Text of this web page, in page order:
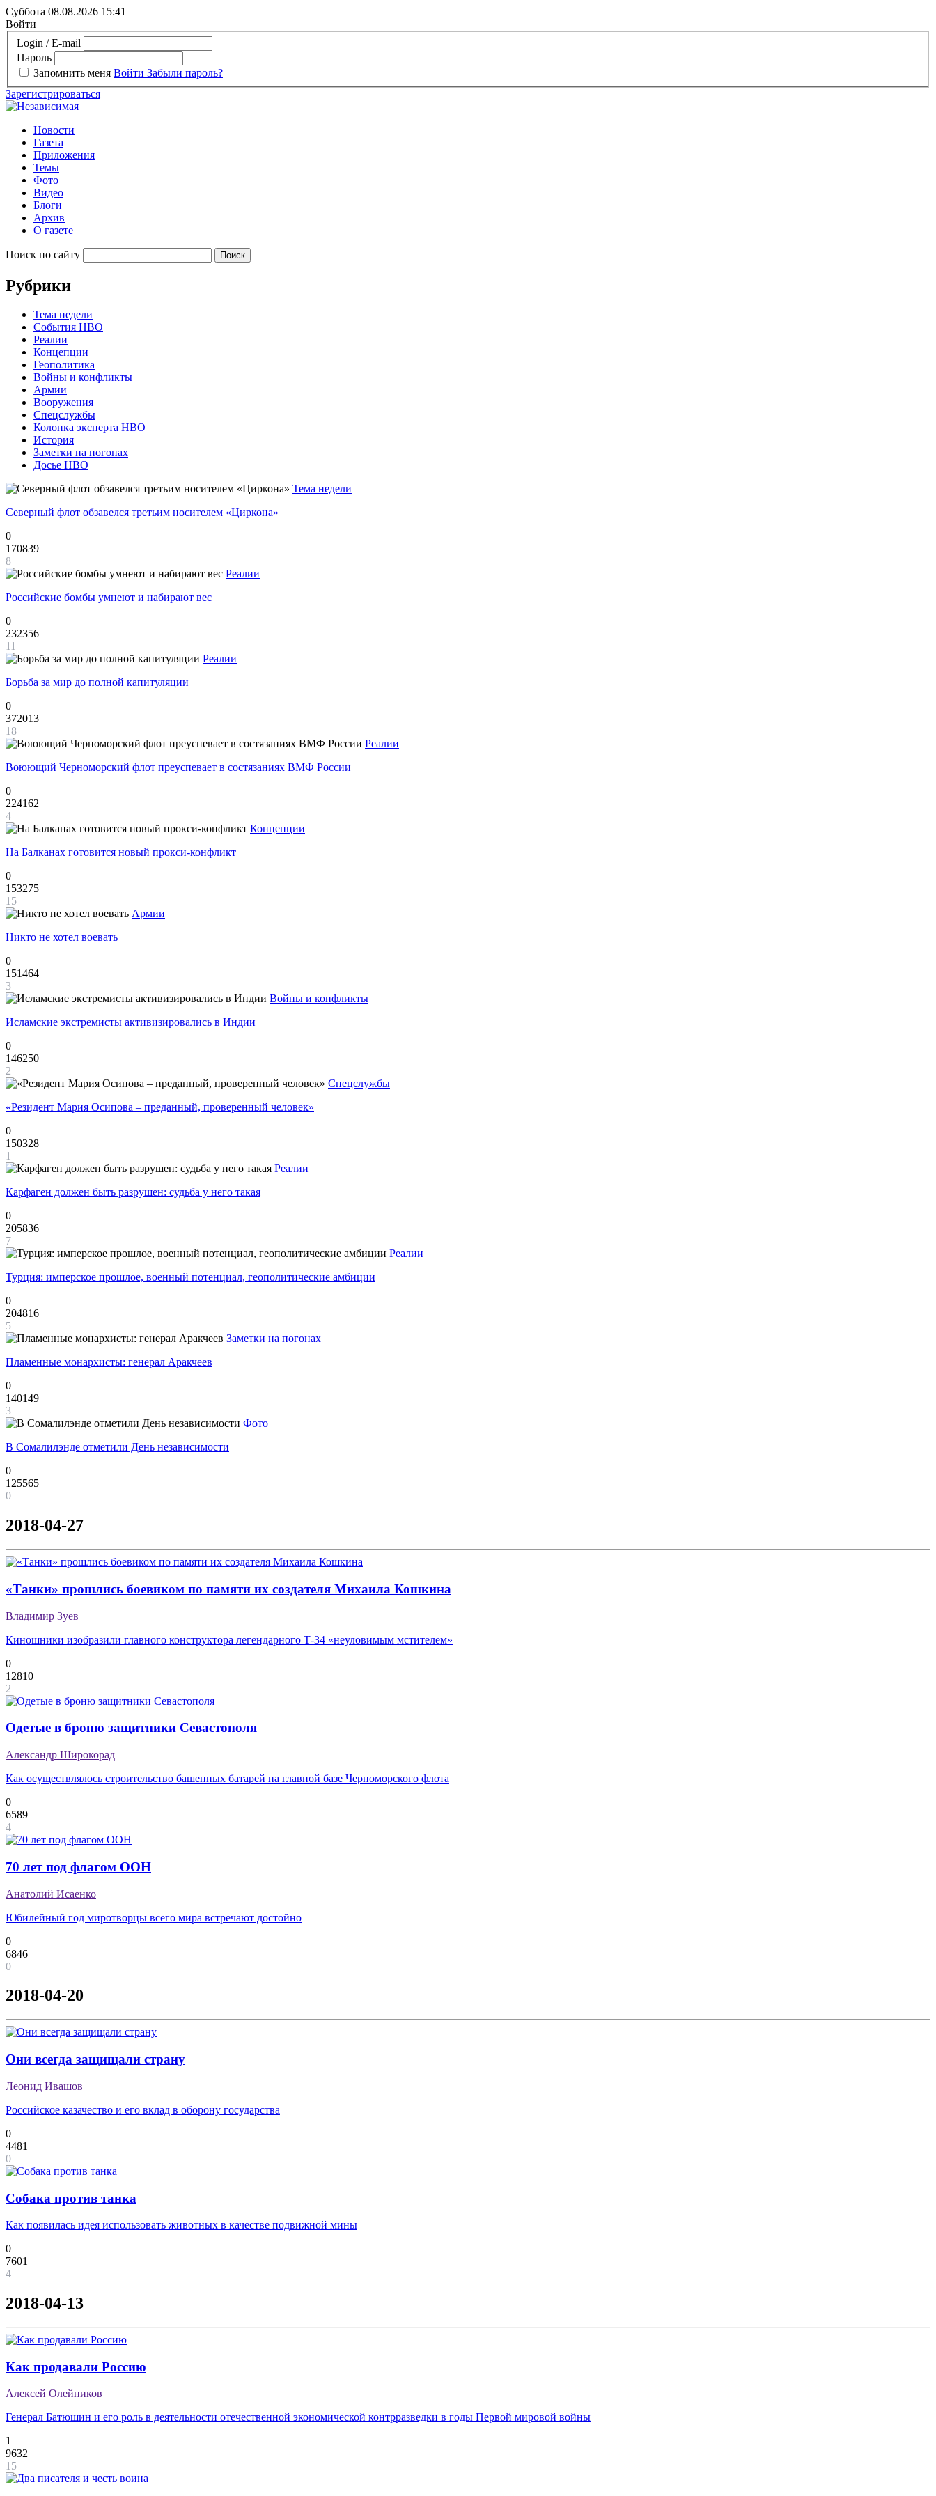
Суббота 08.08.2026 15:41
Войти
Login / E-mail
Пароль
Запомнить меня Войти Забыли пароль?
Зарегистрироваться
Новости
Газета
Приложения
Темы
Фото
Видео
Блоги
Архив
О газете
Поиск по сайту
Рубрики
Тема недели
События НВО
Реалии
Концепции
Геополитика
Войны и конфликты
Армии
Вооружения
Спецслужбы
Колонка эксперта НВО
История
Заметки на погонах
Досье НВО
Тема недели
Северный флот обзавелся третьим носителем «Циркона»
0
170839
8
Реалии
Российские бомбы умнеют и набирают вес
0
232356
11
Реалии
Борьба за мир до полной капитуляции
0
372013
18
Реалии
Воюющий Черноморский флот преуспевает в состязаниях ВМФ России
0
224162
4
Концепции
На Балканах готовится новый прокси-конфликт
0
153275
15
Армии
Никто не хотел воевать
0
151464
3
Войны и конфликты
Исламские экстремисты активизировались в Индии
0
146250
2
Спецслужбы
«Резидент Мария Осипова – преданный, проверенный человек»
0
150328
1
Реалии
Карфаген должен быть разрушен: судьба у него такая
0
205836
7
Реалии
Турция: имперское прошлое, военный потенциал, геополитические амбиции
0
204816
5
Заметки на погонах
Пламенные монархисты: генерал Аракчеев
0
140149
3
Фото
В Сомалилэнде отметили День независимости
0
125565
0
2018-04-27
«Танки» прошлись боевиком по памяти их создателя Михаила Кошкина
Владимир Зуев
Киношники изобразили главного конструктора легендарного Т-34 «неуловимым мстителем»
0
12810
2
Одетые в броню защитники Севастополя
Александр Широкорад
Как осуществлялось строительство башенных батарей на главной базе Черноморского флота
0
6589
4
70 лет под флагом ООН
Анатолий Исаенко
Юбилейный год миротворцы всего мира встречают достойно
0
6846
0
2018-04-20
Они всегда защищали страну
Леонид Ивашов
Российское казачество и его вклад в оборону государства
0
4481
0
Собака против танка
Как появилась идея использовать животных в качестве подвижной мины
0
7601
4
2018-04-13
Как продавали Россию
Алексей Олейников
Генерал Батюшин и его роль в деятельности отечественной экономической контрразведки в годы Первой мировой войны
1
9632
15